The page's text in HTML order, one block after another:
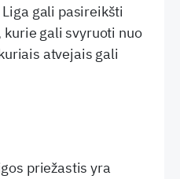
gali pasireikšti
gali svyruoti nuo
atvejais gali
priežastis yra